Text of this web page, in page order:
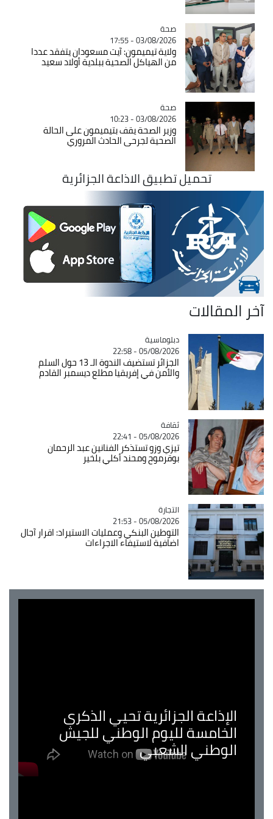
Catégorie
صحة
03/08/2026 - 17:55
ولاية تيميمون: آيت مسعودان يتفقد عددا
من الهياكل الصحية ببلدية أولاد سعيد
Catégorie
صحة
03/08/2026 - 10:23
وزير الصحة يقف بتيميمون على الحالة
الصحية لجرحى الحادث المروري
تحميل تطبيق الاذاعة الجزائرية
آخر المقالات
Catégorie
دبلوماسية
05/08/2026 - 22:58
الجزائر تستضيف الندوة الـ 13 حول السلم
والأمن في إفريقيا مطلع ديسمبر القادم
Catégorie
ثقافة
05/08/2026 - 22:41
تيزي وزو تستذكر الفنانين عبد الرحمان
بوقرموح ومحند أكلي بلخير
Catégorie
التجارة
05/08/2026 - 21:53
التوطين البنكي وعمليات الاستيراد: اقرار آجال
اضافية لاستيفاء الاجراءات
الإذاعة الجزائرية تحيي الذكرى
الخامسة لليوم الوطني للجيش
الوطني الشعبي